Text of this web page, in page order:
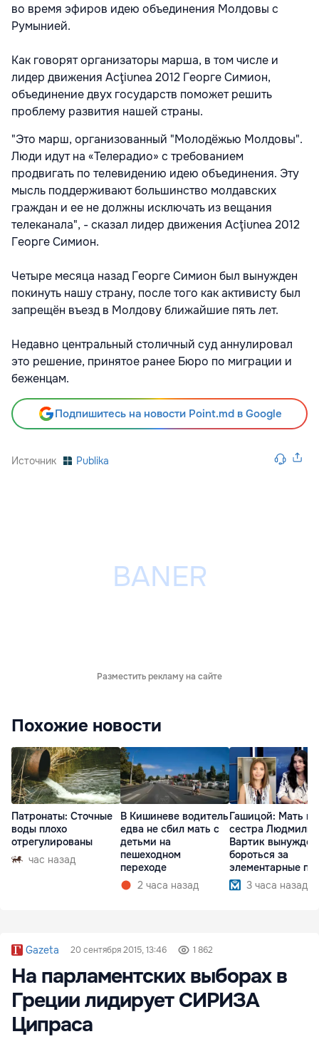
во время эфиров идею объединения Молдовы с
Румынией.
Как говорят организаторы марша, в том числе и
лидер движения Acţiunea 2012 Георге Симион,
объединение двух государств поможет решить
проблему развития нашей страны.
"Это марш, организованный "Молодёжью Молдовы".
Люди идут на «Телерадио» с требованием
продвигать по телевидению идею объединения. Эту
мысль поддерживают большинство молдавских
граждан и ее не должны исключать из вещания
телеканала", - сказал лидер движения Acţiunea 2012
Георге Симион.
Четыре месяца назад Георге Симион был вынужден
покинуть нашу страну, после того как активисту был
запрещён въезд в Молдову ближайшие пять лет.
Недавно центральный столичный суд аннулировал
это решение, принятое ранее Бюро по миграции и
беженцам.
Подпишитесь на новости Point.md в Google
Источник Publika
Разместить рекламу на сайте
Похожие новости
Патронаты: Сточные
воды плохо
отрегулированы
час назад
В Кишиневе водитель
едва не сбил мать с
детьми на
пешеходном
переходе
2 часа назад
Гашицой: Мать и
сестра Людмилы
Вартик
бороться за
элементарные
3 часа назад
Gazeta 20 сентября 2015, 13:46 1 862
На парламентских выборах в
Греции лидирует СИРИЗА
Ципраса